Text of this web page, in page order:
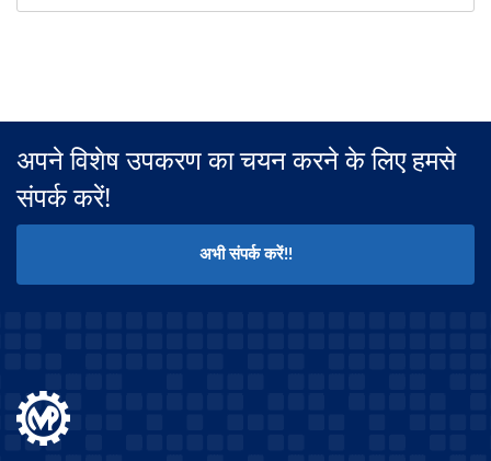
अपने विशेष उपकरण का चयन करने के लिए हमसे
संपर्क करें!
अभी संपर्क करें!!